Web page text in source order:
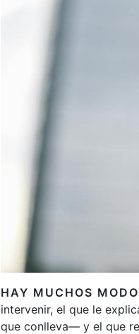
HAY MUCHOS
intervenir, el que le
que conlleva— y el que